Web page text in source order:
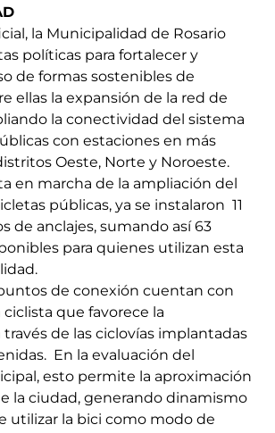
la Municipalidad de Rosario
políticas para fortalecer y
de formas sostenibles de
ellas la expansión de la red de
la conectividad del sistema
con estaciones en más
Oeste, Norte y Noroeste.
en marcha de la ampliación del
públicas, ya se instalaron 11
de anclajes, sumando así 63
para quienes utilizan esta
de conexión cuentan con
que favorece la
de las ciclovías implantadas
En la evaluación del
esto permite la aproximación
la ciudad, generando dinamismo
utilizar la bici como modo de